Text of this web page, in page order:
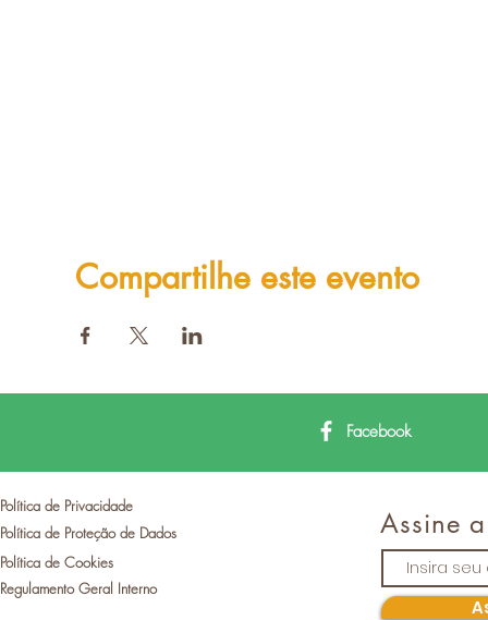
Compartilhe este evento
Facebook
Política de Privacidade
Política de Proteção de Dados
Política de Cookies
Regulamento Geral Interno
Assine